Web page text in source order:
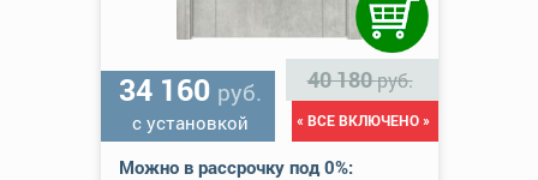
34 160 руб.
с установкой
40 180руб.
« ВСЕ ВКЛЮЧЕНО »
Можно в рассрочку под 0%: